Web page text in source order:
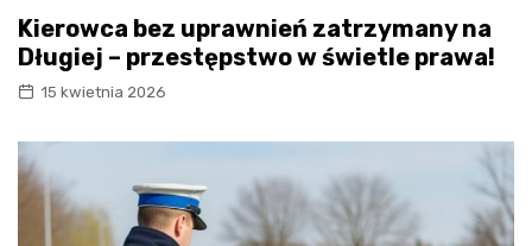
Kierowca bez uprawnień zatrzymany na
Długiej – przestępstwo w świetle prawa!
15 kwietnia 2026